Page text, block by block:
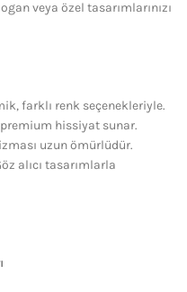
veya özel tasarımlarınızı
farklı renk seçenekleriyle.
premium hissiyat sunar.
uzun ömürlüdür.
alıcı tasarımlarla